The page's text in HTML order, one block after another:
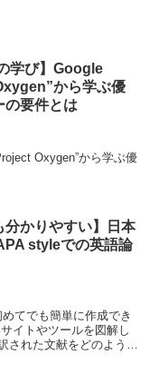
学び】Google
から学ぶ優
の要件とは
Oxygen”から学ぶ優
分かりやすい】日本
styleでの英語論
てでも簡単に作成でき
イトやツールを図解し
された文献をどのように